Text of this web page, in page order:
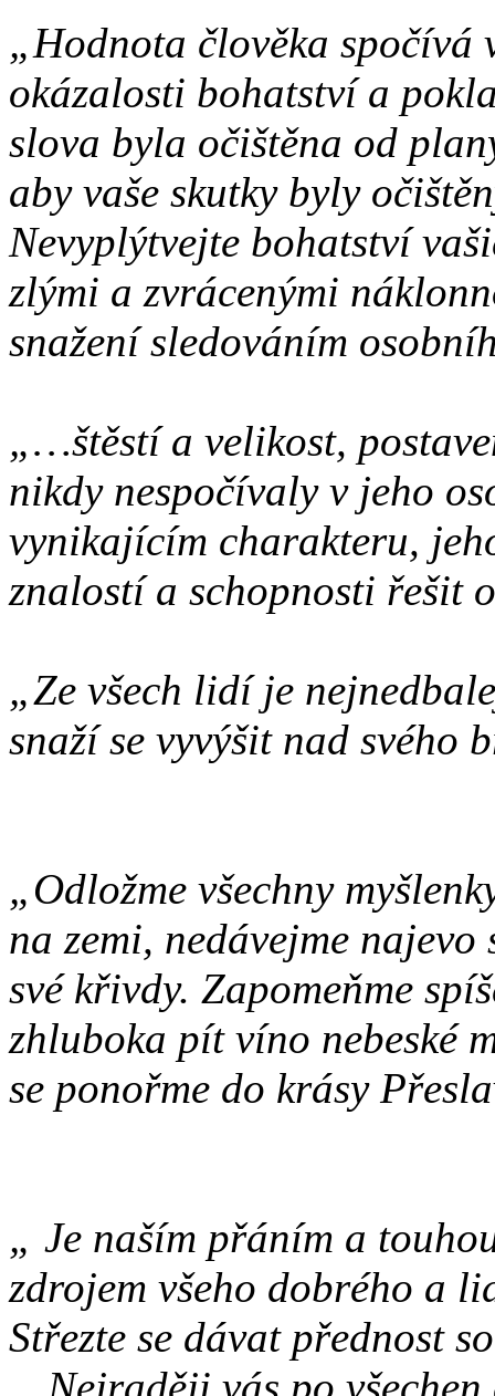
„Hodnota člověka spočívá
okázalosti bohatství a
slova byla očištěna od
aby vaše skutky byly
Nevyplýtvejte bohatství
zlými a zvrácenými
snažení sledováním
„…štěstí a velikost,
nikdy nespočívaly v jeho
vynikajícím charakteru,
znalostí a schopnosti řešit
„Ze všech lidí je
snaží se vyvýšit nad svého
„Odložme všechny
na zemi, nedávejme
své křivdy. Zapomeňme
zhluboka pít víno nebeské
se ponořme do krásy
„ Je naším přáním a
zdrojem všeho dobrého a
Střezte se dávat přednost
…Nejraději vás po